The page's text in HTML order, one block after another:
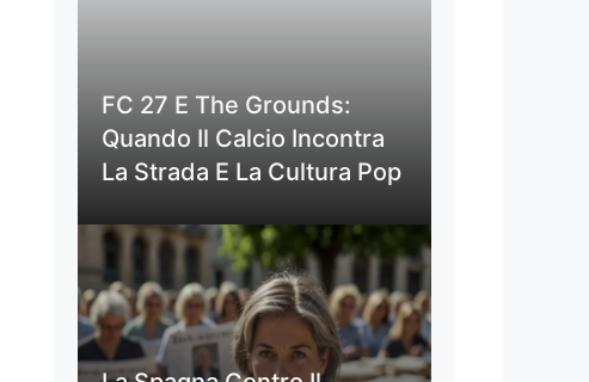
FC 27 E The Grounds:
Quando Il Calcio Incontra
La Strada E La Cultura Pop